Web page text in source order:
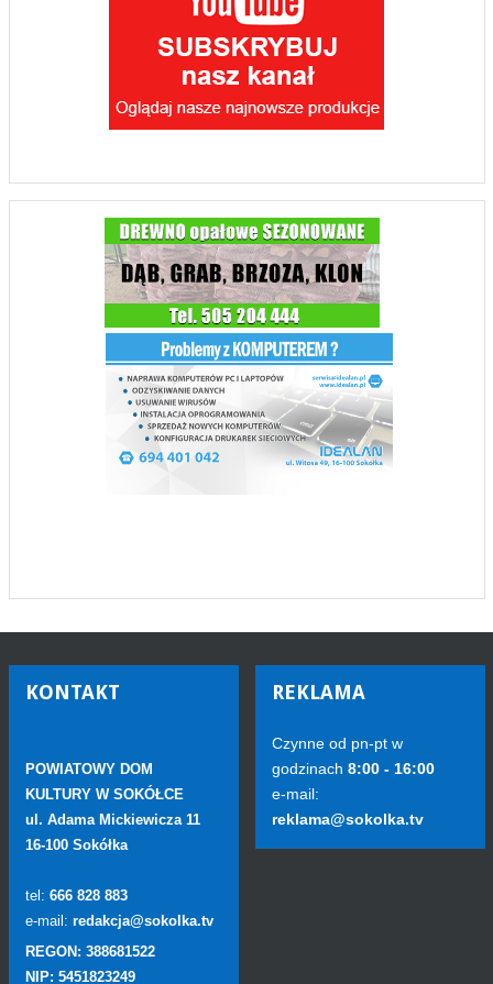
KONTAKT
POWIATOWY DOM
KULTURY W SOKÓŁCE
ul. Adama Mickiewicza 11
16-100 Sokółka
tel: 666 828 883
e-mail: redakcja@sokolka.tv
REGON: 388681522
NIP: 5451823249
REKLAMA
Czynne od pn-pt w
godzinach 8:00 - 16:00
e-mail:
reklama@sokolka.tv